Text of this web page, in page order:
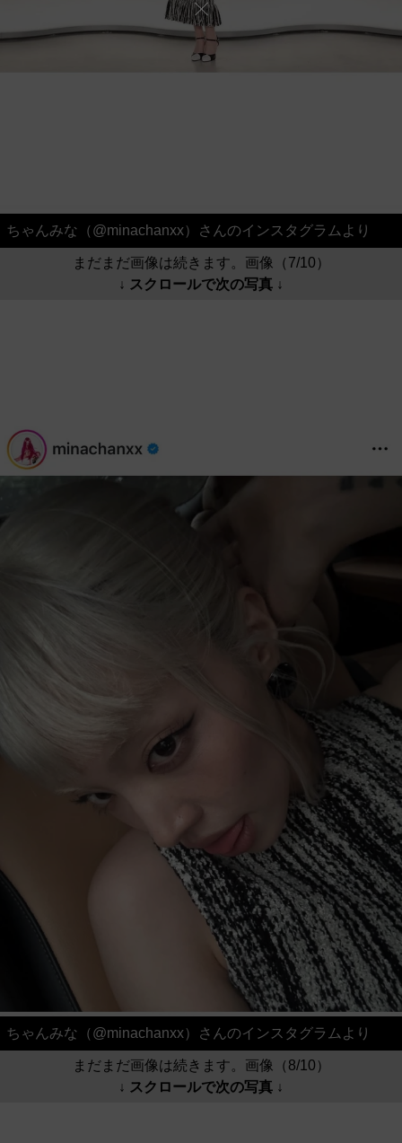
ちゃんみな（@minachanxx）さんのインスタグラムより
まだまだ画像は続きます。画像（7/10）
↓ スクロールで次の写真 ↓
ちゃんみな（@minachanxx）さんのインスタグラムより
まだまだ画像は続きます。画像（8/10）
↓ スクロールで次の写真 ↓